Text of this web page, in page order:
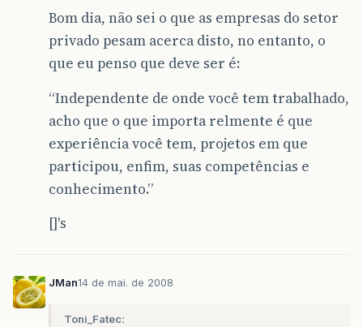
Bom dia, não sei o que as empresas do setor
privado pesam acerca disto, no entanto, o
que eu penso que deve ser é:
“Independente de onde você tem trabalhado,
acho que o que importa relmente é que
experiência você tem, projetos em que
participou, enfim, suas competências e
conhecimento.”
[]'s
JMan14 de mai. de 2008
Toni_Fatec: